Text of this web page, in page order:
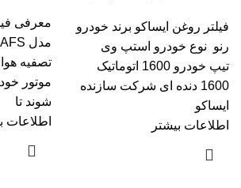
فیلتر روغن ایساکو برند خودرو
رنو نوع خودرو استپ وی
تیپ خودرو 1600 اتوماتیک
1600 دنده ای شرکت سازنده
ایساکو
اطلاعات بیشتر
معرفی
تصفیه
موتور
شوند تا
اطلاعات